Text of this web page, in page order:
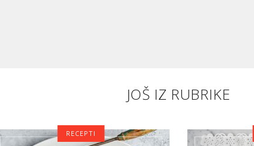
JOŠ IZ RUBRIKE
RECEPTI